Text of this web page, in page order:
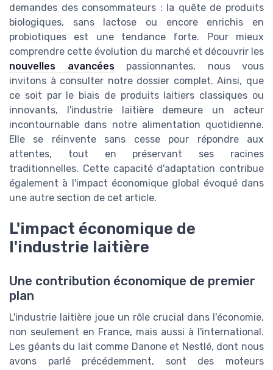
demandes des consommateurs : la quête de produits
biologiques, sans lactose ou encore enrichis en
probiotiques est une tendance forte. Pour mieux
comprendre cette évolution du marché et découvrir les
nouvelles avancéespassionnantes, nous vous
invitons à consulter notre dossier complet. Ainsi, que
ce soit par le biais de produits laitiers classiques ou
innovants, l'industrie laitière demeure un acteur
incontournable dans notre alimentation quotidienne.
Elle se réinvente sans cesse pour répondre aux
attentes, tout en préservant ses racines
traditionnelles. Cette capacité d'adaptation contribue
également à l'impact économique global évoqué dans
une autre section de cet article.
L'impact économique de
l'industrie laitière
Une contribution économique de premier
plan
L'industrie laitière joue un rôle crucial dans l'économie,
non seulement en France, mais aussi à l'international.
Les géants du lait comme Danone et Nestlé, dont nous
avons parlé précédemment, sont des moteurs